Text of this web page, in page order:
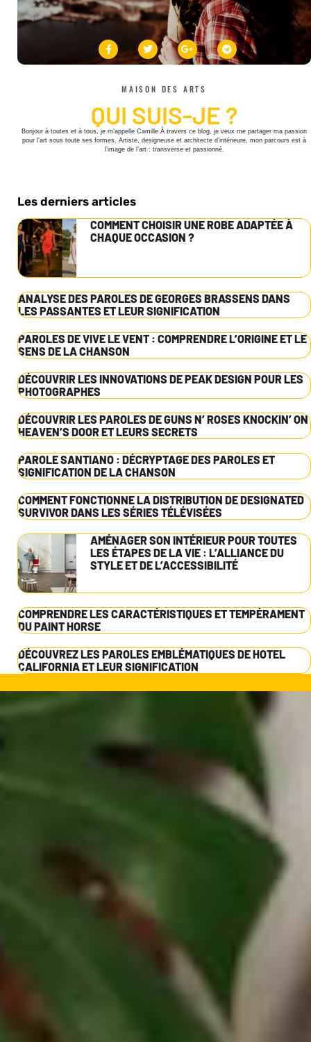
MAISON DES ARTS
QUI SUIS-JE ?
Bonjour à toutes et à tous, je m’appelle Camille À travers ce blog, je veux me partager ma passion
pour l’art sous toute ses formes. Artiste, designeuse et architecte d’intérieure, mon parcours est à
l’image de l’art : transverse et passionné.
Les derniers articles
COMMENT CHOISIR UNE ROBE ADAPTÉE À
CHAQUE OCCASION ?
ANALYSE DES PAROLES DE GEORGES BRASSENS DANS
LES PASSANTES ET LEUR SIGNIFICATION
PAROLES DE VIVE LE VENT : COMPRENDRE L’ORIGINE ET LE
SENS DE LA CHANSON
DÉCOUVRIR LES INNOVATIONS DE PEAK DESIGN POUR LES
PHOTOGRAPHES
DÉCOUVRIR LES PAROLES DE GUNS N’ ROSES KNOCKIN’ ON
HEAVEN’S DOOR ET LEURS SECRETS
PAROLE SANTIANO : DÉCRYPTAGE DES PAROLES ET
SIGNIFICATION DE LA CHANSON
COMMENT FONCTIONNE LA DISTRIBUTION DE DESIGNATED
SURVIVOR DANS LES SÉRIES TÉLÉVISÉES
AMÉNAGER SON INTÉRIEUR POUR TOUTES
LES ÉTAPES DE LA VIE : L’ALLIANCE DU
STYLE ET DE L’ACCESSIBILITÉ
COMPRENDRE LES CARACTÉRISTIQUES ET TEMPÉRAMENT
DU PAINT HORSE
DÉCOUVREZ LES PAROLES EMBLÉMATIQUES DE HOTEL
CALIFORNIA ET LEUR SIGNIFICATION